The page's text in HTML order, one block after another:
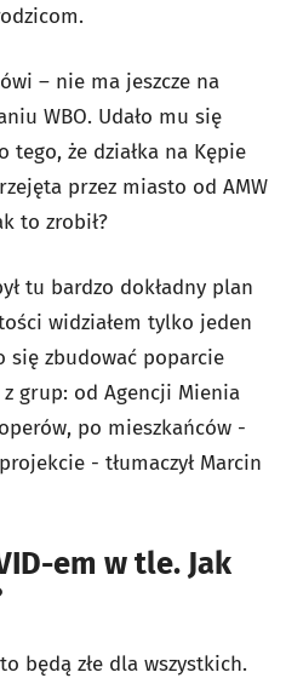
– nie ma jeszcze na
WBO. Udało mu się
że działka na Kępie
przez miasto od AMW
to zrobił?
tu bardzo dokładny plan
widziałem tylko jeden
się zbudować poparcie
grup: od Agencji Mienia
po mieszkańców -
- tłumaczył Marcin
em w tle. Jak
będą złe dla wszystkich.